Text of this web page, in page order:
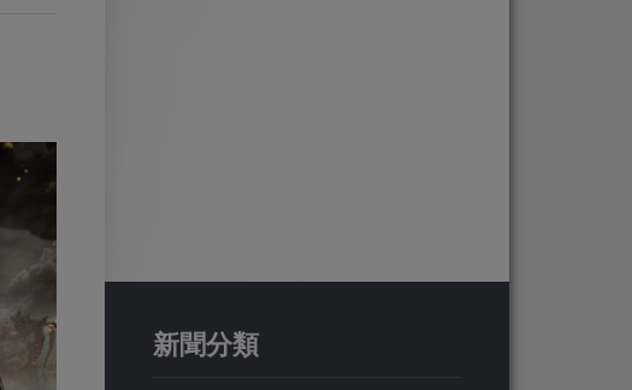
新聞分類